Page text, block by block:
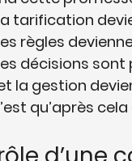
tarification
règles
décisions
la gestion
qu’après